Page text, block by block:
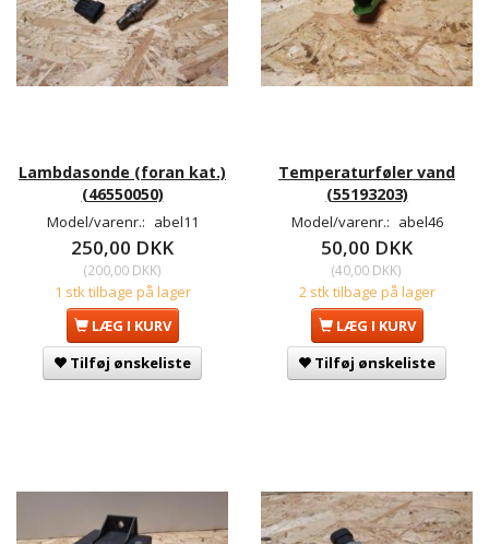
Lambdasonde (foran kat.)
(46550050)
Model/varenr.: abel11
250,00 DKK
(200,00 DKK)
1 stk tilbage på lager
LÆG I KURV
Tilføj ønskeliste
Temperaturføler vand
(55193203)
Model/varenr.: abel46
50,00 DKK
(40,00 DKK)
2 stk tilbage på lager
LÆG I KURV
Tilføj ønskeliste